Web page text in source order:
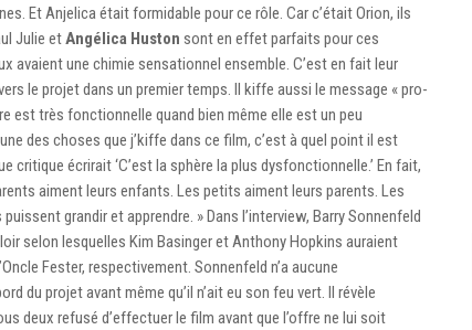
Et Anjelica était formidable pour ce rôle. Car c’était Orion, ils
Julie etAngélica Huston sont en effet parfaits pour ces
avaient une chimie sensationnel ensemble. C’est en fait leur
le projet dans un premier temps. Il kiffe aussi le message « pro-
est très fonctionnelle quand bien même elle est un peu
des choses que j’kiffe dans ce film, c’est à quel point il est
critique écrirait ‘C’est la sphère la plus dysfonctionnelle.’ En fait,
aiment leurs enfants. Les petits aiment leurs parents. Les
grandir et apprendre. » Dans l’interview, Barry Sonnenfeld
selon lesquelles Kim Basinger et Anthony Hopkins auraient
Fester, respectivement. Sonnenfeld n’a aucune
du projet avant même qu’il n’ait eu son feu vert. Il révèle
deux refusé d’effectuer le film avant que l’offre ne lui soit